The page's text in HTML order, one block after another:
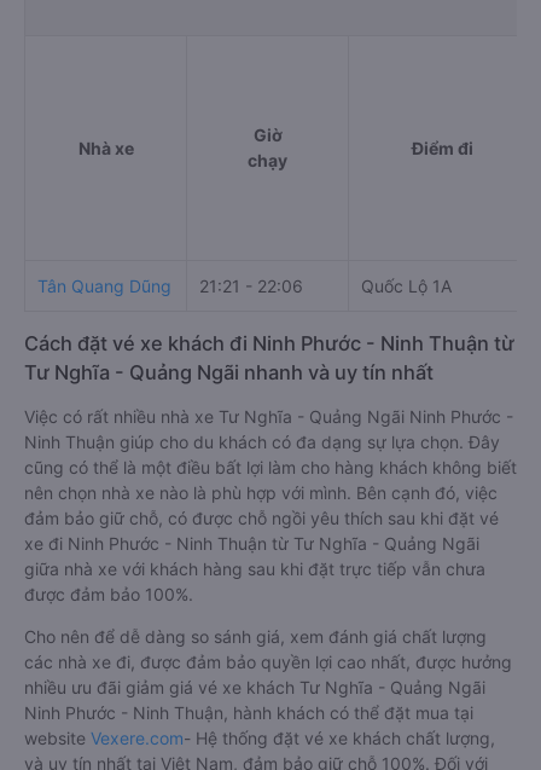
Nhà xe
Giờ
chạy
Điểm đi
Tân Quang Dũng 21:21 - 22:06 Quốc Lộ 1A
Cách đặt vé xe khách đi Ninh Phước - Ninh Thuận từ
Tư Nghĩa - Quảng Ngãi nhanh và uy tín nhất
Việc có rất nhiều nhà xe Tư Nghĩa - Quảng Ngãi Ninh Phước -
Ninh Thuận giúp cho du khách có đa dạng sự lựa chọn. Đây
cũng có thể là một điều bất lợi làm cho hàng khách không biết
nên chọn nhà xe nào là phù hợp với mình. Bên cạnh đó, việc
đảm bảo giữ chỗ, có được chỗ ngồi yêu thích sau khi đặt vé
xe đi Ninh Phước - Ninh Thuận từ Tư Nghĩa - Quảng Ngãi
giữa nhà xe với khách hàng sau khi đặt trực tiếp vẫn chưa
được đảm bảo 100%.
Cho nên để dễ dàng so sánh giá, xem đánh giá chất lượng
các nhà xe đi, được đảm bảo quyền lợi cao nhất, được hưởng
nhiều ưu đãi giảm giá vé xe khách Tư Nghĩa - Quảng Ngãi
Ninh Phước - Ninh Thuận, hành khách có thể đặt mua tại
website Vexere.com- Hệ thống đặt vé xe khách chất lượng,
và uy tín nhất tại Việt Nam, đảm bảo giữ chỗ 100%. Đối với